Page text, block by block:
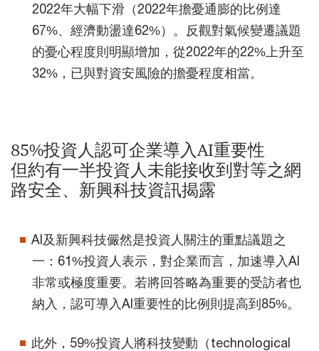
2022年大幅下滑（2022年擔憂通膨的比例達
67%、經濟動盪達62%）。反觀對氣候變遷議題
的憂心程度則明顯增加，從2022年的22%上升至
32%，已與對資安風險的擔憂程度相當。
85%投資人認可企業導入AI重要性
但約有一半投資人未能接收到對等之網
路安全、新興科技資訊揭露
AI及新興科技儼然是投資人關注的重點議題之
一：61%投資人表示，對企業而言，加速導入AI
非常或極度重要。若將回答略為重要的受訪者也
納入，認可導入AI重要性的比例則提高到85%。
此外，59%投資人將科技變動（technological